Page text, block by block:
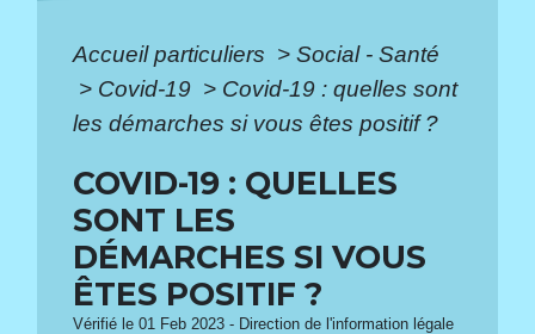
Accueil particuliers > Social - Santé
> Covid-19 > Covid-19 : quelles sont
les démarches si vous êtes positif ?
COVID-19 : QUELLES
SONT LES
DÉMARCHES SI VOUS
ÊTES POSITIF ?
Vérifié le 01 Feb 2023 - Direction de l'information légale